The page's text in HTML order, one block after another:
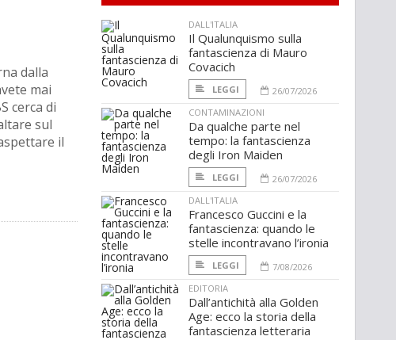
dalla
mai
cerca di
sul
il
DALL'ITALIA
Il Qualunquismo sulla
fantascienza di Mauro
Covacich
LEGGI
26/07/2026
CONTAMINAZIONI
Da qualche parte nel
tempo: la fantascienza
degli Iron Maiden
LEGGI
26/07/2026
DALL'ITALIA
Francesco Guccini e la
fantascienza: quando le
stelle incontravano l’ironia
LEGGI
7/08/2026
EDITORIA
Dall’antichità alla Golden
Age: ecco la storia della
fantascienza letteraria